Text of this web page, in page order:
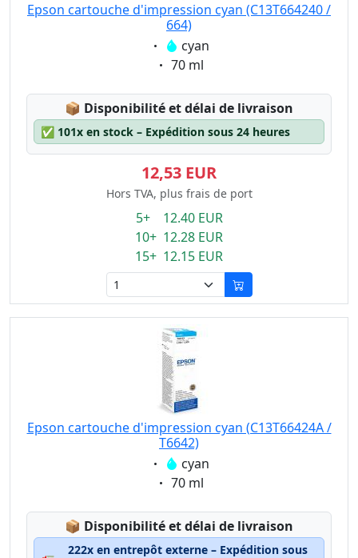
Epson cartouche d'impression cyan (C13T664240 /
664)
Eigenschaft:
cyan
Eigenschaft:
70 ml
📦 Lagerstatus:
Disponibilité et délai de livraison
✅ 101x en stock – Expédition sous 24 heures
12,53 EUR
Hors TVA, plus frais de port
5+ 12.40 EUR
10+ 12.28 EUR
15+ 12.15 EUR
Epson cartouche d'impression cyan (C13T66424A /
T6642)
Eigenschaft:
cyan
Eigenschaft:
70 ml
📦 Lagerstatus:
Disponibilité et délai de livraison
222x en entrepôt externe – Expédition sous